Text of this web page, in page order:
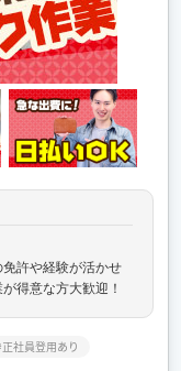
許や経験が活かせ
得意な方大歓迎！
正社員登用あり